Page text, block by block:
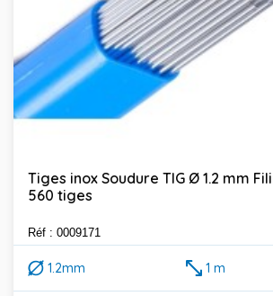
Tiges inox Soudure TIG Ø 1.2 mm
560 tiges
Réf : 0009171
1.2mm 1 m